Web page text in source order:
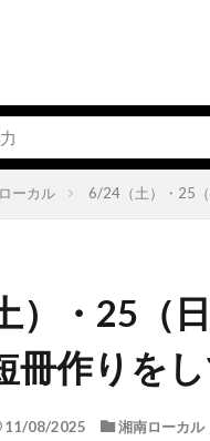
ーカル 6/24（土）・25
）・25（
冊作りを
11/08/2025 湘南ローカル